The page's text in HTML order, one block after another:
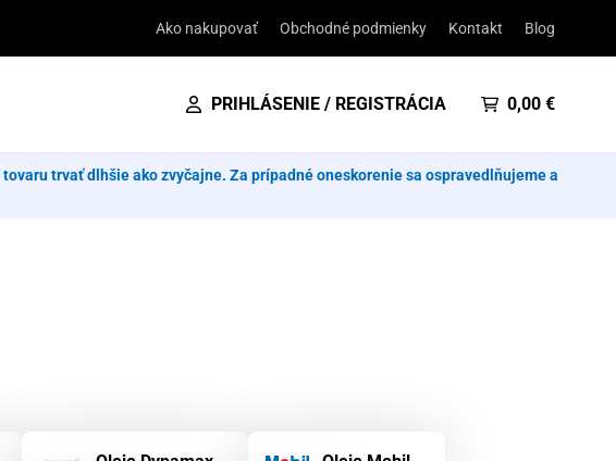
Ako nakupovať Obchodné podmienky Kontakt Blog
PRIHLÁSENIE / REGISTRÁCIA 0,00 €
trvať dlhšie ako zvyčajne. Za prípadné oneskorenie sa ospravedlňujeme a